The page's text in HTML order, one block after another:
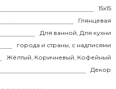
15x15
Глянцевая
Для ванной, Для кухни
города и страны, с надписями
Жёлтый, Коричневый, Кофейный
Декор